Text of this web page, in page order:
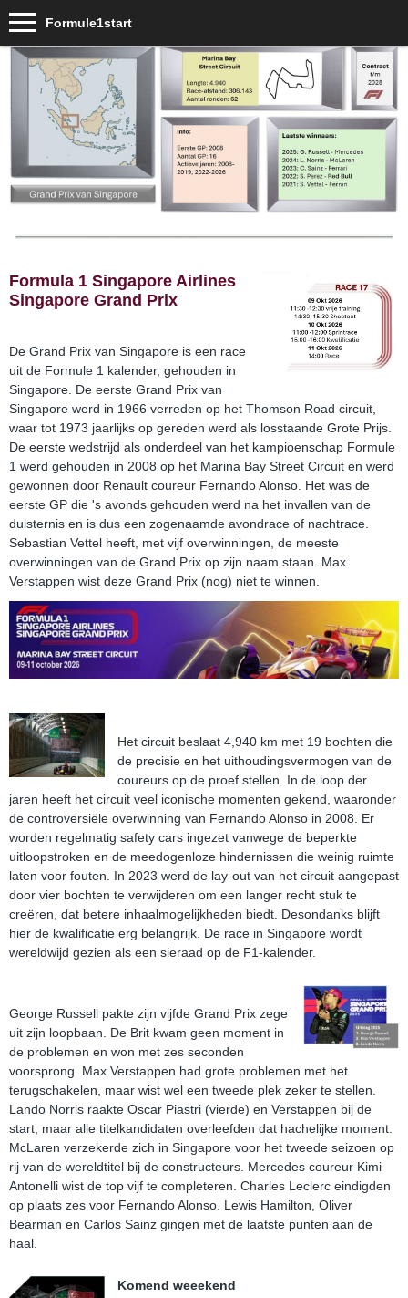
Formule1start
Formula 1 Singapore Airlines
Singapore Grand Prix
De Grand Prix van Singapore is een race
uit de Formule 1 kalender, gehouden in
Singapore. De eerste Grand Prix van
Singapore werd in 1966 verreden op het Thomson Road circuit,
waar tot 1973 jaarlijks op gereden werd als losstaande Grote Prijs.
De eerste wedstrijd als onderdeel van het kampioenschap Formule
1 werd gehouden in 2008 op het Marina Bay Street Circuit en werd
gewonnen door Renault coureur Fernando Alonso. Het was de
eerste GP die 's avonds gehouden werd na het invallen van de
duisternis en is dus een zogenaamde avondrace of nachtrace.
Sebastian Vettel heeft, met vijf overwinningen, de meeste
overwinningen van de Grand Prix op zijn naam staan. Max
Verstappen wist deze Grand Prix (nog) niet te winnen.
Het circuit beslaat 4,940 km met 19 bochten die
de precisie en het uithoudingsvermogen van de
coureurs op de proef stellen. In de loop der
jaren heeft het circuit veel iconische momenten gekend, waaronder
de controversiële overwinning van Fernando Alonso in 2008. Er
worden regelmatig safety cars ingezet vanwege de beperkte
uitloopstroken en de meedogenloze hindernissen die weinig ruimte
laten voor fouten. In 2023 werd de lay-out van het circuit aangepast
door vier bochten te verwijderen om een langer recht stuk te
creëren, dat betere inhaalmogelijkheden biedt. Desondanks blijft
hier de kwalificatie erg belangrijk. De race in Singapore wordt
wereldwijd gezien als een sieraad op de F1-kalender.
George Russell pakte zijn vijfde Grand Prix zege
uit zijn loopbaan. De Brit kwam geen moment in
de problemen en won met zes seconden
voorsprong. Max Verstappen had grote problemen met het
terugschakelen, maar wist wel een tweede plek zeker te stellen.
Lando Norris raakte Oscar Piastri (vierde) en Verstappen bij de
start, maar alle titelkandidaten overleefden dat hachelijke moment.
McLaren verzekerde zich in Singapore voor het tweede seizoen op
rij van de wereldtitel bij de constructeurs. Mercedes coureur Kimi
Antonelli wist de top vijf te completeren. Charles Leclerc eindigden
op plaats zes voor Fernando Alonso. Lewis Hamilton, Oliver
Bearman en Carlos Sainz gingen met de laatste punten aan de
haal.
Komend weeekend